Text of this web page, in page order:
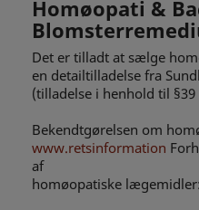
Homøopati &
Det er tilladt at sælge
en detailtilladelse fra
(tilladelse i henhold til
Bekendtgørelsen om
www.retsinformation
af
homøopatiske